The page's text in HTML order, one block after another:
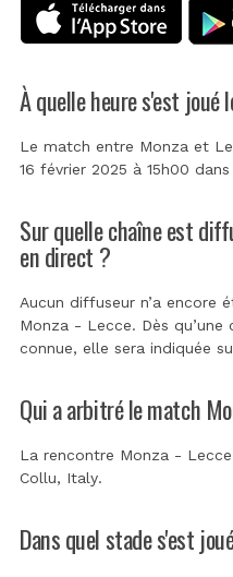
À quelle heure s'est joué
Le match entre Monza et
16 février 2025 à 15h00
Sur quelle chaîne est
en direct ?
Aucun diffuseur n’a encore
Monza - Lecce. Dès qu’une
connue, elle sera indiquée
Qui a arbitré le match
La rencontre Monza -
Collu, Italy.
Dans quel stade s'est